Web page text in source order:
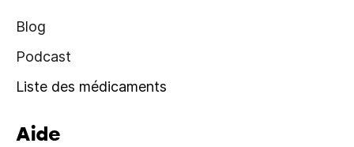
Blog
Podcast
Liste des médicaments
Aide